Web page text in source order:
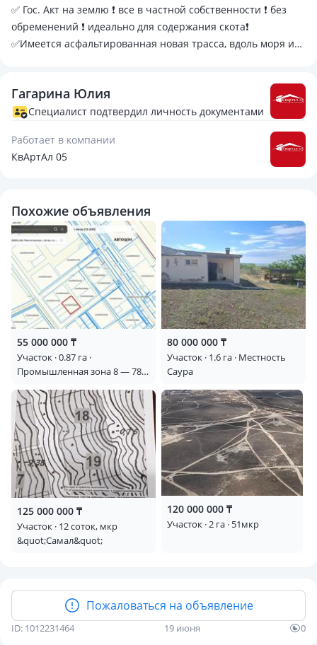
✅ Гос. Акт на землю ❗ все в частной собственности ❗ без
обременений ❗ идеально для содержания скота❗
✅Имеется асфальтированная новая трасса, вдоль моря и
ЗВОНИТЕ!❗ ТОРГ В ПРЕДЕЛАХ РАЗУМНОГО УМЕСТЕН!❗
С уважением, Агентство Недвижимости "Квартал"
Гагарина Юлия
Специалист подтвердил личность документами
Работает в компании
КвАртАл 05
Похожие объявления
55 000 000 ₸
Участок · 0.87 га ·
Промышленная зона 8 — 78
80 000 000 ₸
Участок · 1.6 га · Местность
Саура
125 000 000 ₸
Участок · 12 соток, мкр
&quot;Самал&quot;
120 000 000 ₸
Участок · 2 га · 51мкр
Пожаловаться на объявление
ID: 1012231464 19 июня 0